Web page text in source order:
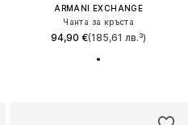
ARMANI EXCHANGE
Чанта за кръста
94,90 €(185,61 лв.³)